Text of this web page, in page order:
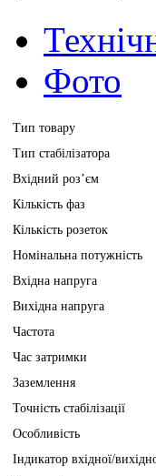
Фото
Тип товару
Тип стабілізатора
Вхідний роз’єм
Кількість фаз
Кількість розеток
Номінальна потужність
Вхідна напруга
Вихідна напруга
Частота
Час затримки
Заземлення
Точність стабілізації
Особливість
Індикатор вхідної/